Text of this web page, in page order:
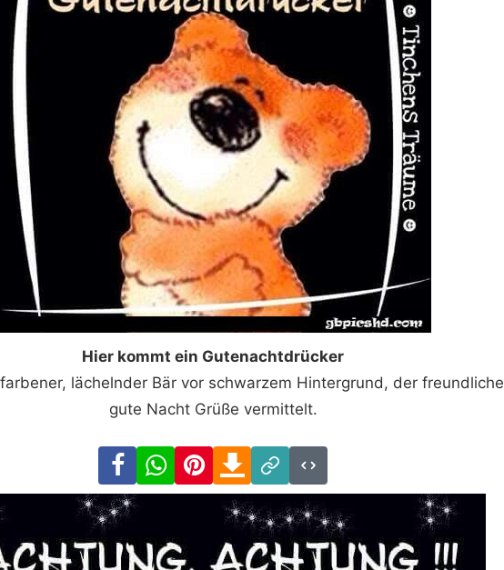
Hier kommt ein Gutenachtdrücker
lächelnder Bär vor schwarzem Hintergrund, der freundliche
gute Nacht Grüße vermittelt.
FacebookWhatsAppPinterestDownload
Link